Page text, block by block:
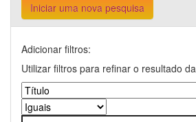
Iniciar uma nova pesquisa
Adicionar filtros:
Utilizar filtros para refinar o resultado